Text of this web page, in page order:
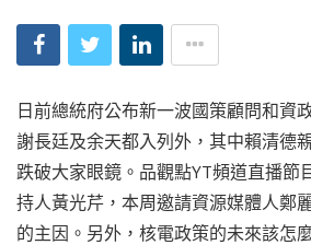
日前總統府公布新一波國策顧問和資
謝長廷及余天都入列外，其中賴清德
跌破大家眼鏡。品觀點YT頻道直播節
持人黃光芹，本周邀請資源媒體人鄭
的主因。另外，核電政策的未來該怎